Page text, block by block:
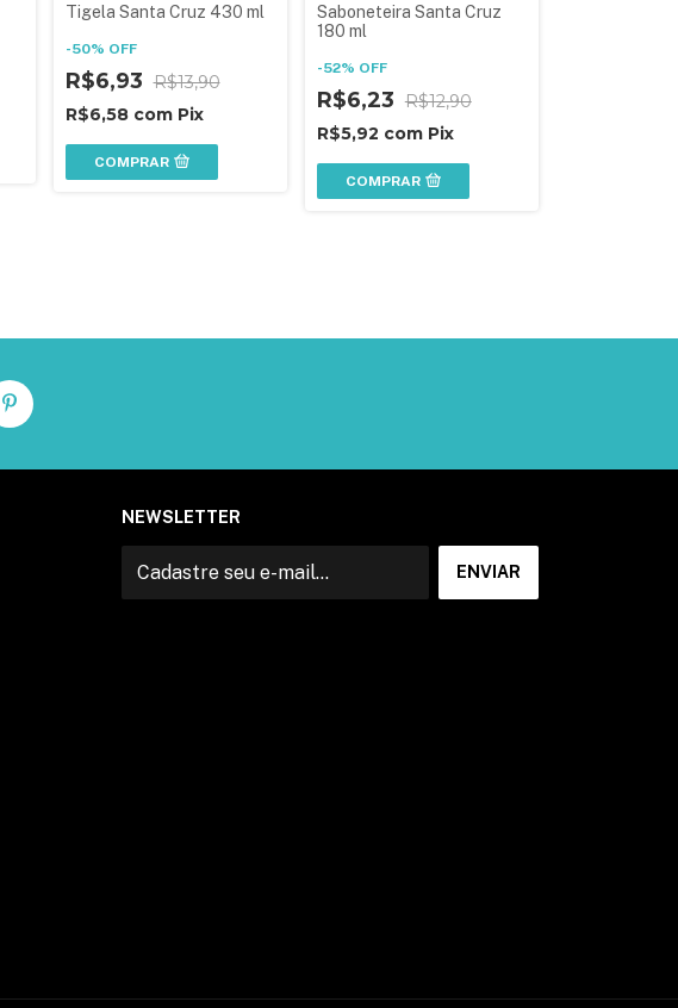
Tigela Santa Cruz 430 ml
-50% OFF
R$6,93 R$13,90
R$6,58 com Pix
COMPRAR
Saboneteira Santa Cruz
180 ml
-52% OFF
R$6,23 R$12,90
R$5,92 com Pix
COMPRAR
NEWSLETTER